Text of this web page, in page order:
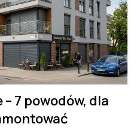
7 powodów, dla